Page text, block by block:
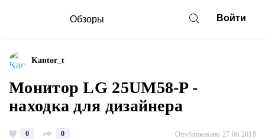
Обзоры Войти
Kantor_t
Монитор LG 25UM58-P -
находка для дизайнера
0 0 Опубликовано 27.06.2018